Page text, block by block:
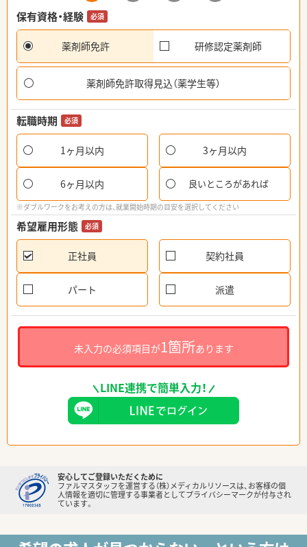
保有資格・経験
必須
薬剤師免許 研修認定薬剤師
薬剤師免許取得見込（薬学生等）
転職時期 必須
1ヶ月以内 3ヶ月以内
6ヶ月以内 良いところがあれば
※ダブルワークをお考えの方は、就業開始時期の目安を選択してください
希望雇用形態 必須
正社員 契約社員
パート 派遣
未入力の必須項目が1箇所あります
LINE連携で簡単入力！
安心してご登録いただくために
ファルマスタッフを運営する（株）メディカルリソースは、お客様の個
人情報を適切に管理する事業者としてプライバシーマークが付与され
ています。